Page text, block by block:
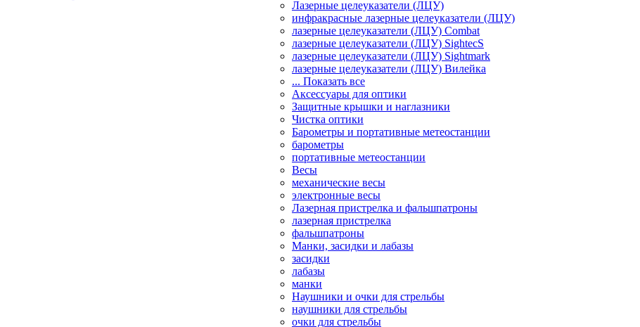
Лазерные целеуказатели (ЛЦУ)
инфракрасные лазерные целеуказатели (ЛЦУ)
лазерные целеуказатели (ЛЦУ) Combat
лазерные целеуказатели (ЛЦУ) SightecS
лазерные целеуказатели (ЛЦУ) Sightmark
лазерные целеуказатели (ЛЦУ) Вилейка
... Показать все
Аксессуары для оптики
Защитные крышки и наглазники
Чистка оптики
Барометры и портативные метеостанции
барометры
портативные метеостанции
Весы
механические весы
электронные весы
Лазерная пристрелка и фальшпатроны
лазерная пристрелка
фальшпатроны
Манки, засидки и лабазы
засидки
лабазы
манки
Наушники и очки для стрельбы
наушники для стрельбы
очки для стрельбы